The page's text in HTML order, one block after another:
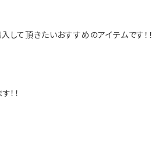
て頂きたいおすすめのアイテムです！！
！！